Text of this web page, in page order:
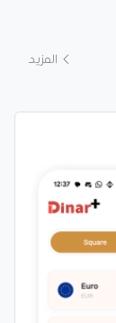
المزيد